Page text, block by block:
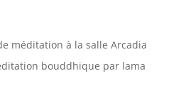
méditation à la salle Arcadia
bouddhique par lama